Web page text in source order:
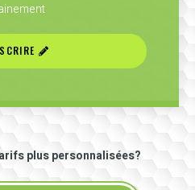
plus personnalisées?